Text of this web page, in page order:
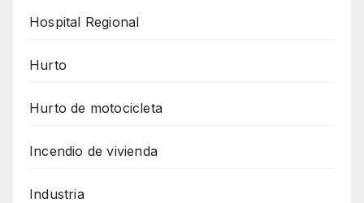
Hospital Regional
Hurto
Hurto de motocicleta
Incendio de vivienda
Industria